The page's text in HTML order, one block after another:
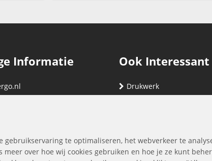
Informatie
Voorwaarden
Ook Interessant
Drukwerk
gebruikservaring te optimaliseren, het webverkeer te
meer over hoe wij cookies gebruiken en hoe je ze kunt